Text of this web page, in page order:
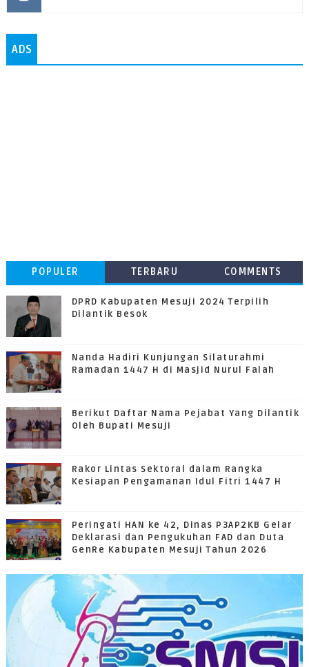
ADS
POPULER TERBARU COMMENTS
DPRD Kabupaten Mesuji 2024 Terpilih
Dilantik Besok
Nanda Hadiri Kunjungan Silaturahmi
Ramadan 1447 H di Masjid Nurul Falah
Berikut Daftar Nama Pejabat Yang Dilantik
Oleh Bupati Mesuji
Rakor Lintas Sektoral dalam Rangka
Kesiapan Pengamanan Idul Fitri 1447 H
Peringati HAN ke 42, Dinas P3AP2KB Gelar
Deklarasi dan Pengukuhan FAD dan Duta
GenRe Kabupaten Mesuji Tahun 2026